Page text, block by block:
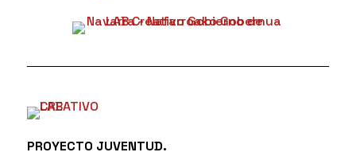
PROYECTO JUVENTUD.